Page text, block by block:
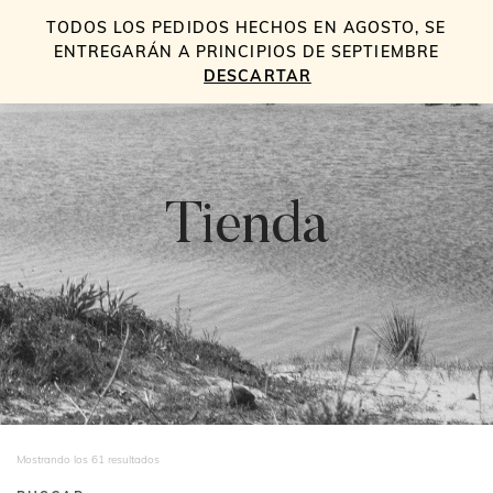
Tienda
Mostrando los 61 resultadosOrdenado
TODOS LOS PEDIDOS HECHOS EN AGOSTO, SE
ENTREGARÁN A PRINCIPIOS DE SEPTIEMBRE
DESCARTAR